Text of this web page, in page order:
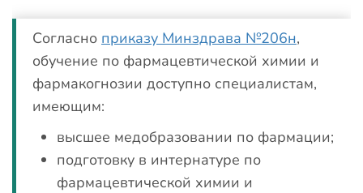
Согласно приказу Минздрава №206н,
обучение по фармацевтической химии и
фармакогнозии доступно специалистам,
имеющим:
высшее медобразовании по фармации;
подготовку в интернатуре по
фармацевтической химии и